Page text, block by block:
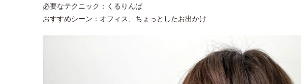
必要なテクニック：くるりんぱ
おすすめシーン：オフィス、ちょっとしたお出かけ